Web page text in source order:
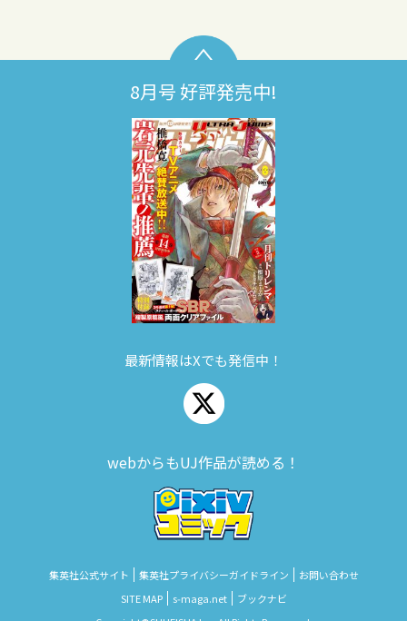
8月号 好評発売中!
最新情報はXでも発信中！
webからもUJ作品が読める！
集英社公式サイト 集英社プライバシーガイドライン
お問い合わせ
SITE MAP
s‑maga.net
ブックナビ